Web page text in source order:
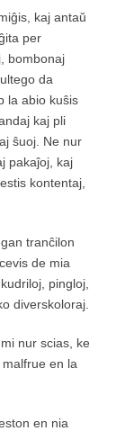
kaj antaŭ
per
bombonaj
da
la abio kuŝis
kaj pli
ŝuoj. Ne nur
pakaĵoj, kaj
kontentaj,
tranĉilon
de mia
pingloj,
diverskoloraj.
nur scias, ke
en la
en nia